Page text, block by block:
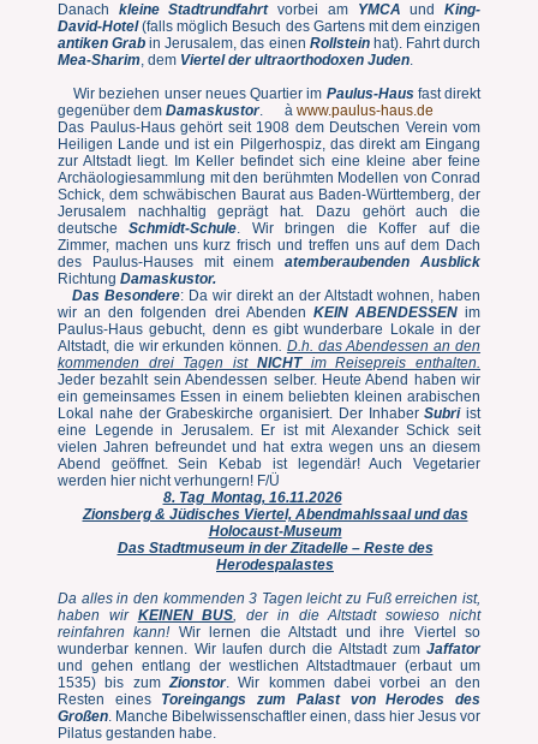
Danach kleine Stadtrundfahrtvorbei am YMCA undKing-
David-Hotel(falls möglich Besuch des Gartens mit dem einzigen
antiken Grab in Jerusalem, das einen Rollsteinhat). Fahrt durch
Mea-Sharim, dem Viertel der ultraorthodoxen Juden.
Wir beziehen unser neues Quartier im Paulus-Hausfast direkt
gegenüber dem Damaskustor. à www.paulus-haus.de
Das Paulus-Haus gehört seit 1908 dem Deutschen Verein vom
Heiligen Lande und ist ein Pilgerhospiz, das direkt am Eingang
zur Altstadt liegt. Im Keller befindet sich eine kleine aber feine
Archäologiesammlung mit den berühmten Modellen von Conrad
Schick, dem schwäbischen Baurat aus Baden-Württemberg, der
Jerusalem nachhaltig geprägt hat. Dazu gehört auch die
deutscheSchmidt-Schule. Wir bringen die Koffer auf die
Zimmer, machen uns kurz frisch und treffen uns auf dem Dach
des Paulus-Hauses mit einematemberaubenden Ausblick
Richtung Damaskustor.
Das Besondere: Da wir direkt an der Altstadt wohnen, haben
wir an den folgenden drei Abenden KEIN ABENDESSENim
Paulus-Haus gebucht, denn es gibt wunderbare Lokale in der
Altstadt, die wir erkunden können. D.h. das Abendessen an den
kommenden drei Tagen ist NICHTim Reisepreis enthalten.
Jeder bezahlt sein Abendessen selber. Heute Abend haben wir
ein gemeinsames Essen in einem beliebten kleinen arabischen
Lokal nahe der Grabeskirche organisiert. Der InhaberSubriist
eine Legende in Jerusalem. Er ist mit Alexander Schick seit
vielen Jahren befreundet und hat extra wegen uns an diesem
Abend geöffnet. Sein Kebab ist legendär! Auch Vegetarier
werden hier nicht verhungern! F/Ü
8. Tag Montag, 16.11.2026
Zionsberg & Jüdisches Viertel, Abendmahlssaal und das
Holocaust-Museum
Das Stadtmuseum in der Zitadelle – Reste des
Herodespalastes
Da alles in den kommenden 3 Tagen leicht zu Fuß erreichen ist,
haben wir KEINEN BUS, der in die Altstadt sowieso nicht
reinfahren kann! Wir lernen die Altstadt und ihre Viertel so
wunderbar kennen. Wir laufen durch die Altstadt zum Jaffator
und gehen entlang der westlichen Altstadtmauer (erbaut um
1535) bis zumZionstor. Wir kommen dabei vorbei an den
Resten eines Toreingangs zum Palast von Herodes des
Großen. Manche Bibelwissenschaftler einen, dass hier Jesus vor
Pilatus gestanden habe.